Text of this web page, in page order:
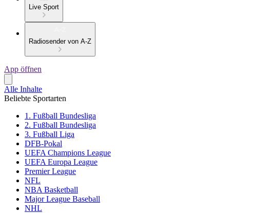
Live Sport
Radiosender von A-Z
App öffnen
Alle Inhalte
Beliebte Sportarten
1. Fußball Bundesliga
2. Fußball Bundesliga
3. Fußball Liga
DFB-Pokal
UEFA Champions League
UEFA Europa League
Premier League
NFL
NBA Basketball
Major League Baseball
NHL